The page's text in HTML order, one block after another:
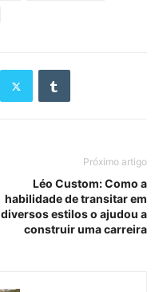
Próximo artigo
Léo Custom: Como a
habilidade de transitar em
diversos estilos o ajudou a
construir uma carreira